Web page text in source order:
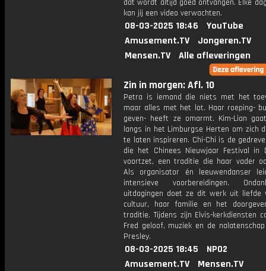
dat wordt altijd goed ontvangen. Elke
kan jij een video verwachten.
08-03-2025 18:46
YouTube
Amusement.TV
Jongeren.TV
Mensen.TV
Alle afleveringen
Zin in morgen: Afl. 10
Petra is iemand die niets met het
maar alles met het lot. Haar roeping-
geven- heeft ze omarmt. Kim-Lian
langs in het Limburgse Herten om zich
te laten inspireren. Chi-Chi is de
die het Chinees Nieuwjaar Festival in
voortzet, een traditie die haar vader
Als organisator én leeuwendanser
intensieve voorbereidingen.
uitdagingen doet ze dit werk uit liefde
cultuur, haar familie en het
traditie. Tijdens zijn Elvis-kerkdiensten
Fred geloof, muziek en de
Presley.
08-03-2025 18:45
NPO2
Amusement.TV
Mensen.TV